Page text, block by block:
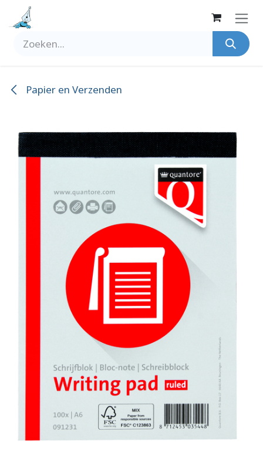
Overslaan naar inhoud
Papier en Verzenden